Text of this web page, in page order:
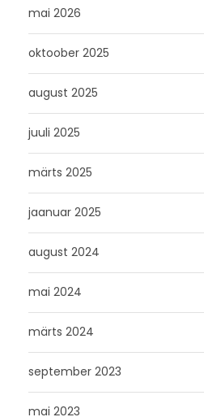
mai 2026
oktoober 2025
august 2025
juuli 2025
märts 2025
jaanuar 2025
august 2024
mai 2024
märts 2024
september 2023
mai 2023